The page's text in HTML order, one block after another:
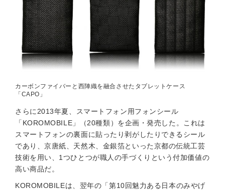
カーボンファイバーと西陣織を融合させたタブレットケース
「CAPO」
さらに2013年夏、スマートフォン用フォンシール
「KOROMOBILE」（20種類）を企画・発売した。これは
スマートフォンの裏面に貼ったり剥がしたりできるシール
であり、京唐紙、天然木、金銀箔といった京都の伝統工芸
技術を用い、1つひとつが職人の手づくりという付加価値の
高い商品だ。
KOROMOBILEは、翌年の「第10回魅力ある日本のみやげ